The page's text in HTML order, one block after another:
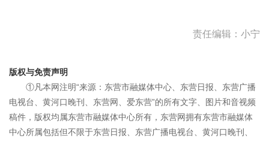
责任编辑：小宁
版权与免责声明
①凡本网注明“来源：东营市融媒体中心、东营日报、东营广播
电视台、黄河口晚刊、东营网、爱东营”的所有文字、图片和音视频
稿件，版权均属东营市融媒体中心所有，东营网拥有东营市融媒体
中心所属包括但不限于东营日报、东营广播电视台、黄河口晚刊、